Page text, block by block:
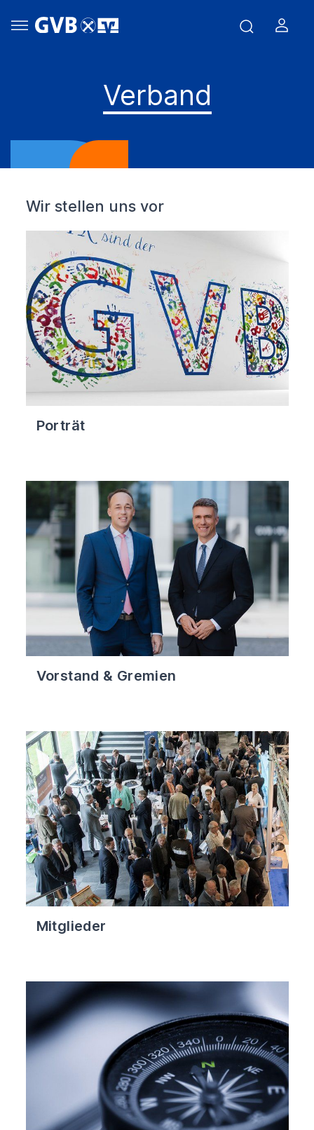
Verband
Wir stellen uns vor
Porträt
Vorstand & Gremien
Mitglieder